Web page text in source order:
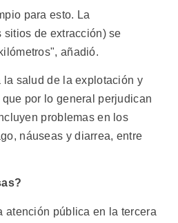
para esto. La
de extracción) se
añadió.
la salud de la explotación y
por lo general perjudican
problemas en los
náuseas y diarrea, entre
atención pública en la tercera